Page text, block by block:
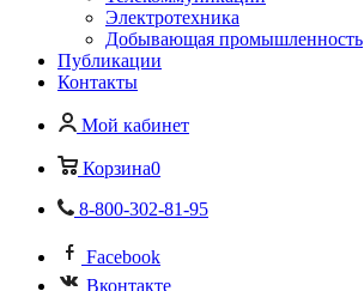
Электротехника
Добывающая промышленность
Публикации
Контакты
Мой кабинет
Корзина0
8-800-302-81-95
Facebook
Вконтакте